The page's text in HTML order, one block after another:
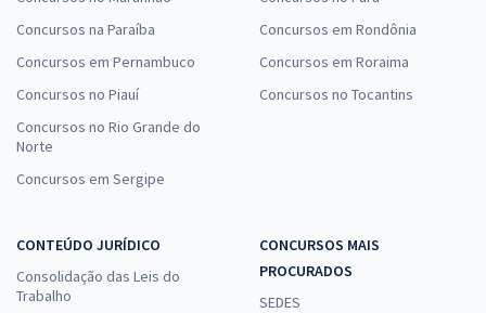
Concursos na Paraíba
Concursos em Pernambuco
Concursos no Piauí
Concursos no Rio Grande do
Norte
Concursos em Sergipe
Concursos em Rondônia
Concursos em Roraima
Concursos no Tocantins
CONTEÚDO JURÍDICO
Consolidação das Leis do
Trabalho
CONCURSOS MAIS
PROCURADOS
SEDES